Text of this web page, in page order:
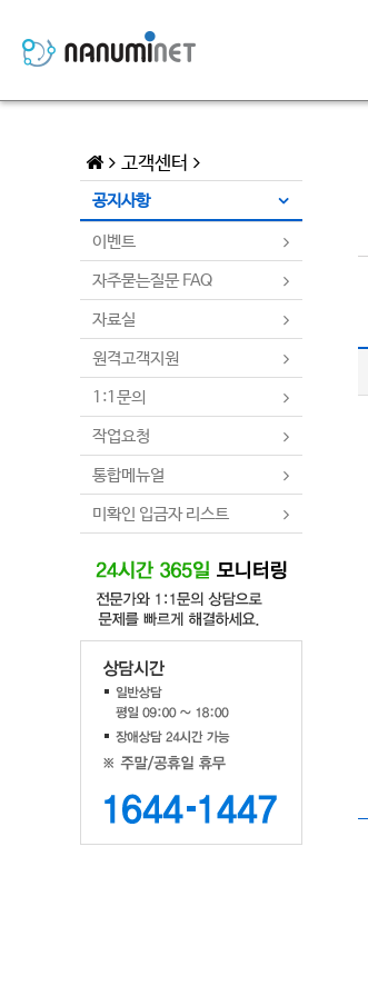
고객센터
공지사항
이벤트
자주묻는질문 FAQ
자료실
원격고객지원
1:1문의
작업요청
통합메뉴얼
미확인 입금자 리스트